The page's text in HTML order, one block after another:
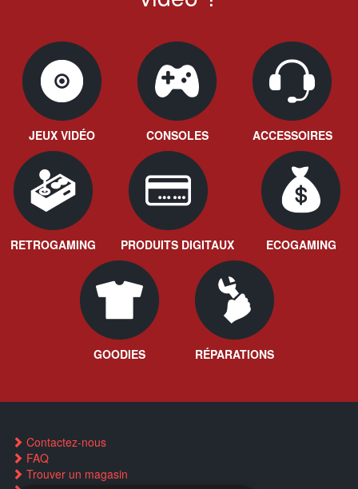
JEUX VIDÉO CONSOLES ACCESSOIRES
RETROGAMING PRODUITS DIGITAUX ECOGAMING
GOODIES RÉPARATIONS
Contactez-nous
FAQ
Trouver un magasin